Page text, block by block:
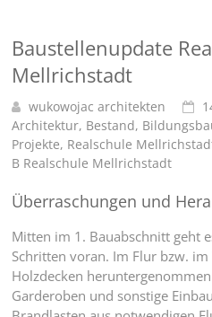
Baustellenupdate
Mellrichstadt
wukowojac architekten
Architektur, Bestand,
Projekte, Realschule
B Realschule Mellrichstadt
Überraschungen und
Mitten im 1. Bauabschnitt geht
Schritten voran. Im Flur bzw.
Holzdecken
Garderoben und sonstige